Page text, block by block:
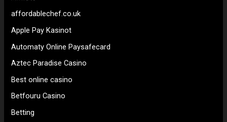
affordablechef.co.uk
Apple Pay Kasinot
Automaty Online Paysafecard
Aztec Paradise Casino
Best online casino
Betfouru Casino
Betting